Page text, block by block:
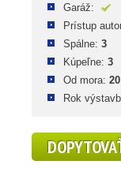
Garáž:
Prístup
Spálne: 3
Kúpeľne: 3
Od mora:
Rok